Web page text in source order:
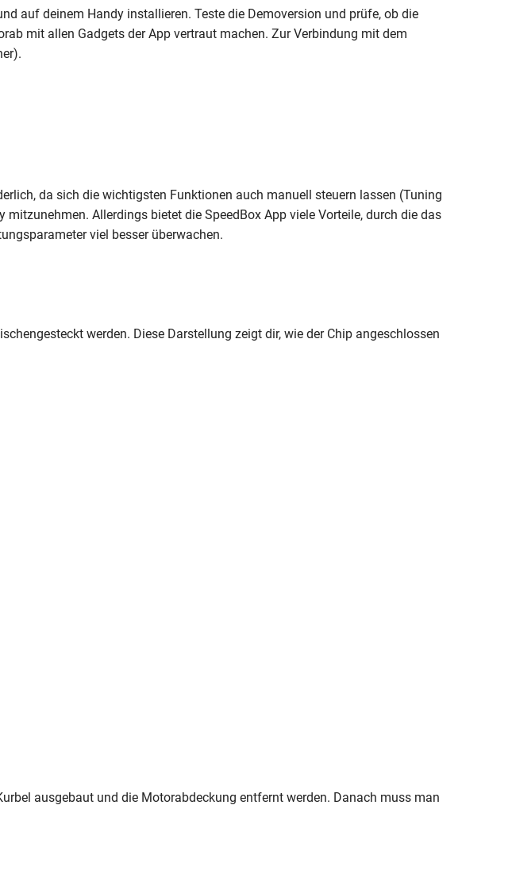
auf deinem Handy installieren. Teste die Demoversion und prüfe, ob die
mit allen Gadgets der App vertraut machen. Zur Verbindung mit dem
da sich die wichtigsten Funktionen auch manuell steuern lassen (Tuning
Allerdings bietet die SpeedBox App viele Vorteile, durch die das
viel besser überwachen.
werden. Diese Darstellung zeigt dir, wie der Chip angeschlossen
ausgebaut und die Motorabdeckung entfernt werden. Danach muss man